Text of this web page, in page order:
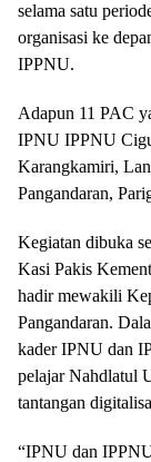
selama satu
organisasi ke
IPPNU.
Adapun 11 PAC
IPNU IPPNU
Karangkamiri,
Pangandaran,
Kegiatan dibuka
Kasi Pakis
hadir mewakili
Pangandaran.
kader IPNU dan
pelajar Nahdlatul
tantangan
“IPNU dan